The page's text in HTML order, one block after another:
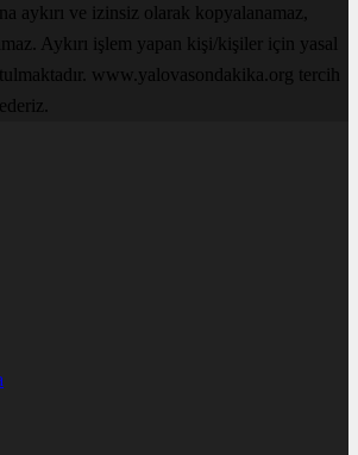
aykırı ve izinsiz olarak kopyalanamaz,
Aykırı işlem yapan kişi/kişiler için yasal
www.yalovasondakika.org tercih